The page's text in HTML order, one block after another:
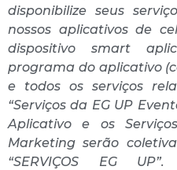
disponibilize seus
nossos aplicativos de
dispositivo smart
programa do aplicativo
e todos os serviços
“Serviços da EG UP
Aplicativo e os
Marketing serão
“SERVIÇOS EG